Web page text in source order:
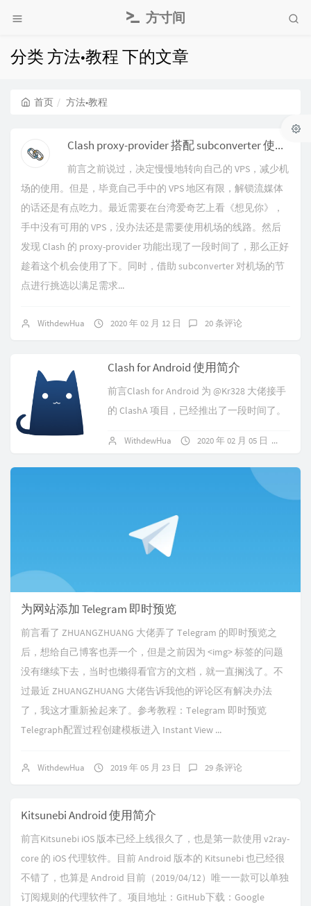
方寸间
分类 方法•教程 下的文章
首页 方法•教程
Clash proxy-provider 搭配 subconverter 使用小记
前言之前说过，决定慢慢地转向自己的 VPS，减少机
场的使用。但是，毕竟自己手中的 VPS 地区有限，解锁流媒体
的话还是有点吃力。最近需要在台湾爱奇艺上看《想见你》，
手中没有可用的 VPS，没办法还是需要使用机场的线路。然后
发现 Clash 的 proxy-provider 功能出现了一段时间了，那么正好
趁着这个机会使用了下。同时，借助 subconverter 对机场的节
点进行挑选以满足需求...
WithdewHua 2020 年 02 月 12 日 20 条评论
Clash for Android 使用简介
前言Clash for Android 为 @Kr328 大佬接手
的 ClashA 项目，已经推出了一段时间了。
WithdewHua 2020 年 02 月 05 日
为网站添加 Telegram 即时预览
前言看了 ZHUANGZHUANG 大佬弄了 Telegram 的即时预览之
后，想给自己博客也弄一个，但是之前因为 <img> 标签的问题
没有继续下去，当时也懒得看官方的文档，就一直搁浅了。不
过最近 ZHUANGZHUANG 大佬告诉我他的评论区有解决办法
了，我这才重新捡起来了。参考教程：Telegram 即时预览
Telegraph配置过程创建模板进入 Instant View ...
WithdewHua 2019 年 05 月 23 日 29 条评论
Kitsunebi Android 使用简介
前言Kitsunebi iOS 版本已经上线很久了，也是第一款使用 v2ray-
core 的 iOS 代理软件。目前 Android 版本的 Kitsunebi 也已经很
不错了，也算是 Android 目前（2019/04/12）唯一一款可以单独
订阅规则的代理软件了。项目地址：GitHub下载：Google